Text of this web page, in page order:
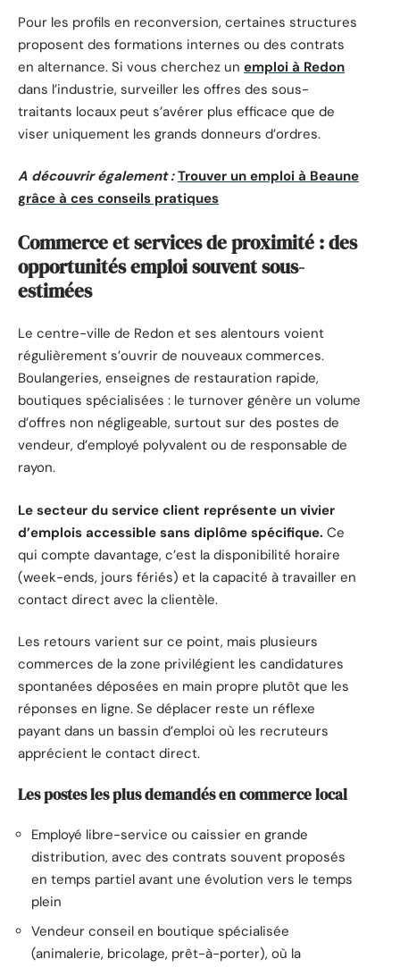
Pour les profils en reconversion, certaines structures
proposent des formations internes ou des contrats
en alternance. Si vous cherchez un emploi à Redon
dans l’industrie, surveiller les offres des sous-
traitants locaux peut s’avérer plus efficace que de
viser uniquement les grands donneurs d’ordres.
A découvrir également : Trouver un emploi à Beaune
grâce à ces conseils pratiques
Commerce et services de proximité : des
opportunités emploi souvent sous-
estimées
Le centre-ville de Redon et ses alentours voient
régulièrement s’ouvrir de nouveaux commerces.
Boulangeries, enseignes de restauration rapide,
boutiques spécialisées : le turnover génère un volume
d’offres non négligeable, surtout sur des postes de
vendeur, d’employé polyvalent ou de responsable de
rayon.
Le secteur du service client représente un vivier
d’emplois accessible sans diplôme spécifique. Ce
qui compte davantage, c’est la disponibilité horaire
(week-ends, jours fériés) et la capacité à travailler en
contact direct avec la clientèle.
Les retours varient sur ce point, mais plusieurs
commerces de la zone privilégient les candidatures
spontanées déposées en main propre plutôt que les
réponses en ligne. Se déplacer reste un réflexe
payant dans un bassin d’emploi où les recruteurs
apprécient le contact direct.
Les postes les plus demandés en commerce local
Employé libre-service ou caissier en grande
distribution, avec des contrats souvent proposés
en temps partiel avant une évolution vers le temps
plein
Vendeur conseil en boutique spécialisée
(animalerie, bricolage, prêt-à-porter), où la